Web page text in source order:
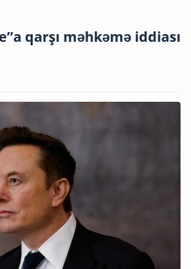
qarşı məhkəmə iddiası